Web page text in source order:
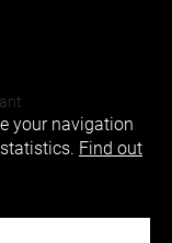
your navigation
Find out